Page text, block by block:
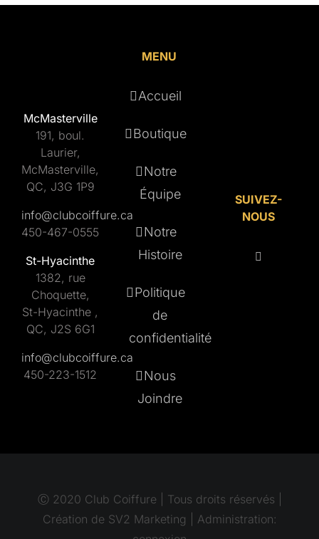
McMasterville
191, boul.
Laurier,
McMasterville,
QC, J3G 1P9
info@clubcoiffure.ca
450-467-0555
St-Hyacinthe
1382, rue
Choquette,
St-Hyacinthe ,
QC, J2S 6G1
info@clubcoiffure.ca
450-223-1512
MENU
Accueil
Boutique
Notre
Équipe
Notre
Histoire
Politique
de
confidentialité
Nous
Joindre
SUIVEZ-
NOUS
Ⓒ 2020 Club Coiffure | Tous droits réservés |
Création de SV2 Marketing | Administration: